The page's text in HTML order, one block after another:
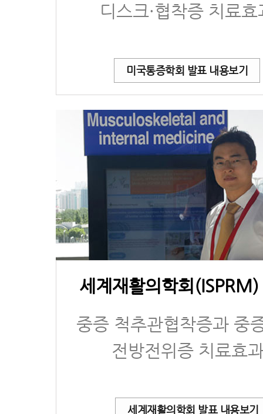
디스크·협착증 치료효
미국통증학회 발표 내용보기
세계재활의학회
중증 척추관협착증과 중
전방전위증 치료효
세계재활의학회 발표 내용보기